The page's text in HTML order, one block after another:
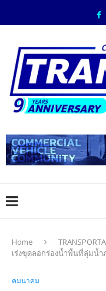
Home
เร่งขุดลอกร่องน้ำพื้นที่ลุ่มน้
คมนาคม